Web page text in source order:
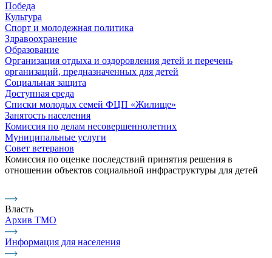
Победа
Культура
Спорт и молодежная политика
Здравоохранение
Образование
Организация отдыха и оздоровления детей и перечень
организаций, предназначенных для детей
Социальная защита
Доступная среда
Списки молодых семей ФЦП «Жилище»
Занятость населения
Комиссия по делам несовершеннолетних
Муниципальные услуги
Совет ветеранов
Комиссия по оценке последствий принятия решения в
отношении объектов социальной инфраструктуры для детей
Власть
Архив ТМО
Информация для населения